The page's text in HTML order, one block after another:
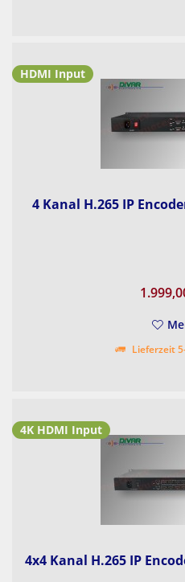
HDMI Input
4 Kanal H.265 IP
Lieferzeit
4K HDMI Input
4x4 Kanal H.265 IP